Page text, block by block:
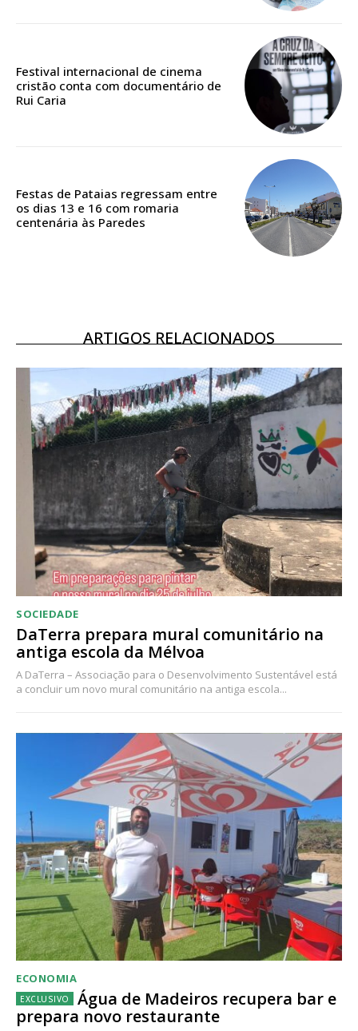
Acesso aos conteúdos Exclusivos para
assinantes
12 meses
Acesso ao conteúdo online
Acesso aos conteúdos Exclusivos para
assinantes
Ofertas para assinatura anual
Escolha o plano
Festival internacional de cinema
cristão conta com documentário de
Rui Caria
Festas de Pataias regressam entre
os dias 13 e 16 com romaria
centenária às Paredes
ARTIGOS RELACIONADOS
SOCIEDADE
DaTerra prepara mural comunitário na
antiga escola da Mélvoa
A DaTerra – Associação para o Desenvolvimento Sustentável está
a concluir um novo mural comunitário na antiga escola...
ECONOMIA
Água de Madeiros recupera bar e
prepara novo restaurante